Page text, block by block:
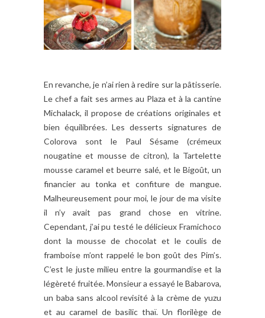
En revanche, je n’ai rien à redire sur la pâtisserie.
Le chef a fait ses armes au Plaza et à la cantine
Michalack, il propose de créations originales et
bien équilibrées. Les desserts signatures de
Colorova sont le Paul Sésame (crémeux
nougatine et mousse de citron), la Tartelette
mousse caramel et beurre salé, et le Bigoût, un
financier au tonka et confiture de mangue.
Malheureusement pour moi, le jour de ma visite
il n’y avait pas grand chose en vitrine.
Cependant, j’ai pu testé le délicieux Framichoco
dont la mousse de chocolat et le coulis de
framboise m’ont rappelé le bon goût des Pim’s.
C’est le juste milieu entre la gourmandise et la
légèreté fruitée. Monsieur a essayé le Babarova,
un baba sans alcool revisité à la crème de yuzu
et au caramel de basilic thaï. Un florilège de